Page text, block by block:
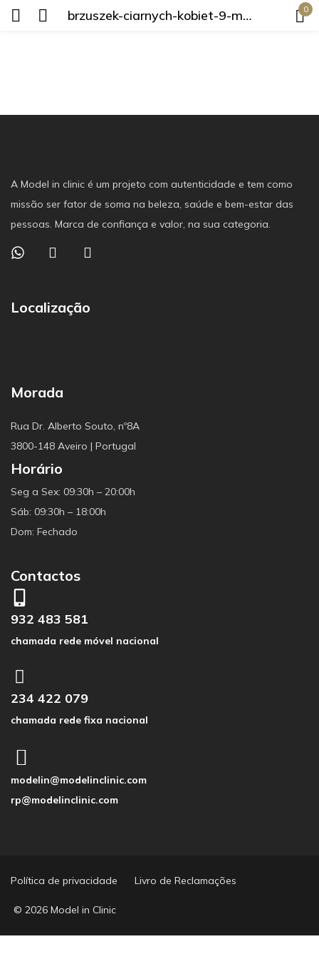
brzuszek-ciarnych-kobiet-9-miesic-17753009 0
A Model in clinic é um projeto com autenticidade e tem como
missão ser fator de soma na beleza, saúde e bem-estar das
pessoas. Marca de confiança e valor, na sua categoria.
Localização
Morada
Rua Dr. Alberto Souto, nº8A
3800-148 Aveiro | Portugal
Horário
Seg a Sex: 09:30h – 20:00h
Sáb: 09:30h – 18:00h
Dom: Fechado
Contactos
932 483 581
chamada rede móvel nacional
234 422 079
chamada rede fixa nacional
modelin@modelinclinic.com
rp@modelinclinic.com
© 2026 Model in Clinic
Política de privacidade Livro de Reclamações
Login